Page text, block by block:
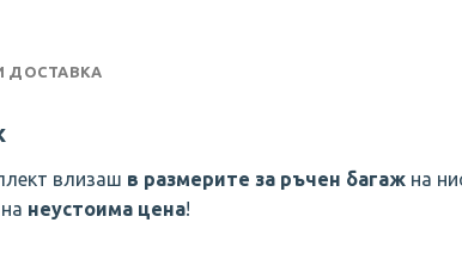
ДОСТАВКА
влизаш в размерите за ръчен багаж на
неустоима цена!